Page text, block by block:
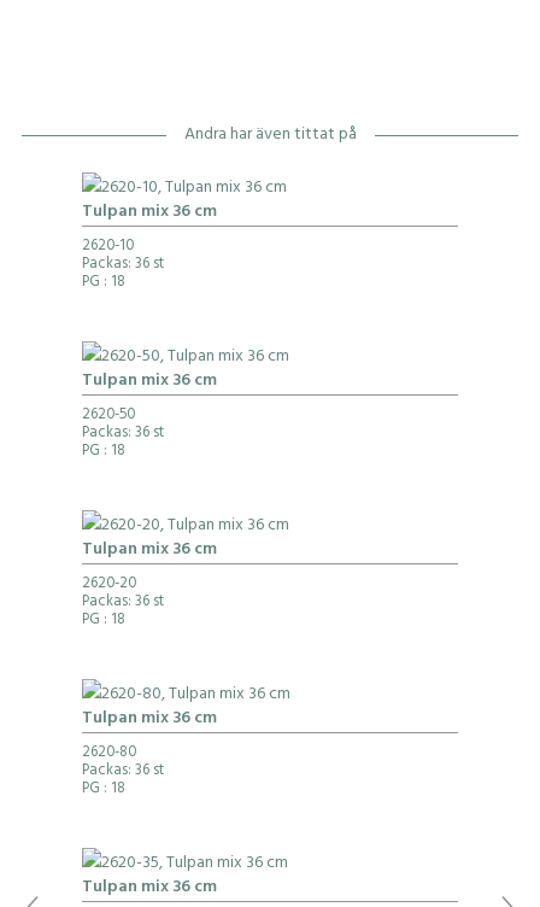
Andra har även tittat på
Tulpan mix 36 cm
2620-10
Packas: 36 st
PG : 18
Tulpan mix 36 cm
2620-50
Packas: 36 st
PG : 18
Tulpan mix 36 cm
2620-20
Packas: 36 st
PG : 18
Tulpan mix 36 cm
2620-80
Packas: 36 st
PG : 18
Tulpan mix 36 cm